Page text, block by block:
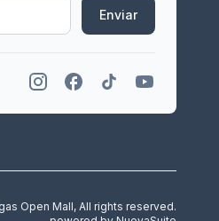
Enviar
Open Mall, All rights reserved.